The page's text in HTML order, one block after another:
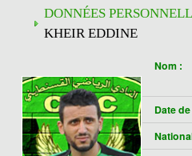
DONNÉES
KHEIR EDDINE
Nom :
Date